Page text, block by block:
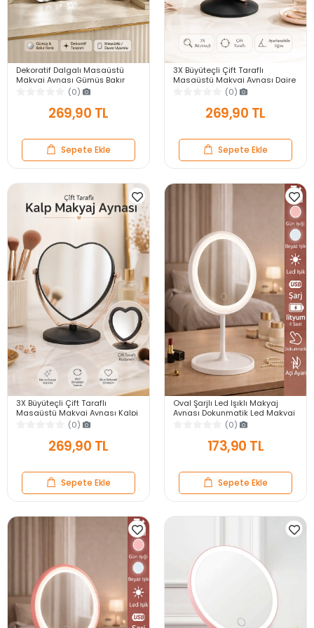
Dekoratif Dalgalı Masaüstü
Makyaj Aynası Gümüş Bakır
Çerçeveli Modern Yakın Duvar
(0)
269,90 TL
Sepete Ekle
3X Büyüteçli Çift Taraflı
Masaüstü Makyaj Aynası Daire
Siyah Rose Gold Standlı
Dekoratif Yakın Ayna
(0)
269,90 TL
Sepete Ekle
3X Büyüteçli Çift Taraflı
Masaüstü Makyaj Aynası Kalpi
Siyah Rose Gold Standlı
Dekoratif Yakın Ayna
(0)
269,90 TL
Sepete Ekle
Oval Şarjlı Led Işıklı Makyaj
Aynası Dokunmatik Led Makyaj
Ayna 90°Ayarlanabilir 3 Modlu
(0)
173,90 TL
Sepete Ekle